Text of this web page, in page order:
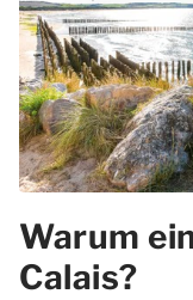
Warum
Calais?